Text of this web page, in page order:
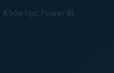
Khóa học Power BI